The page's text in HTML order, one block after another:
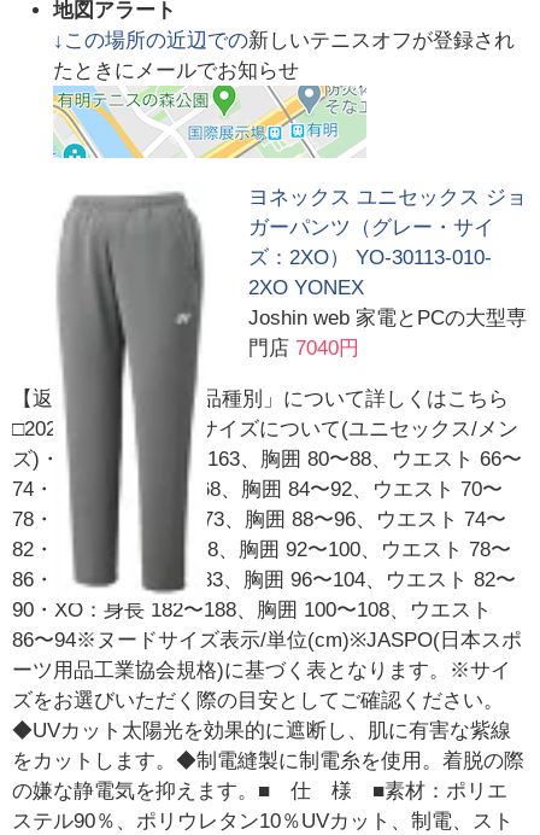
地図アラート
↓この場所の近辺での新しいテニスオフが登録され
たときにメールでお知らせ
ヨネックス ユニセックス ジョ
ガーパンツ（グレー・サイ
ズ：2XO） YO-30113-010-
2XO YONEX
Joshin web 家電とPCの大型専
門店 7040円
【返品種別A】□「返品種別」について詳しくはこちら
□2025年01月 発売※サイズについて(ユニセックス/メン
ズ)・SS：身長 157〜163、胸囲 80〜88、ウエスト 66〜
74・S：身長 162〜168、胸囲 84〜92、ウエスト 70〜
78・M：身長 167〜173、胸囲 88〜96、ウエスト 74〜
82・L：身長 172〜178、胸囲 92〜100、ウエスト 78〜
86・O：身長 177〜183、胸囲 96〜104、ウエスト 82〜
90・XO：身長 182〜188、胸囲 100〜108、ウエスト
86〜94※ヌードサイズ表示/単位(cm)※JASPO(日本スポ
ーツ用品工業協会規格)に基づく表となります。※サイ
ズをお選びいただく際の目安としてご確認ください。
◆UVカット太陽光を効果的に遮断し、肌に有害な紫線
をカットします。◆制電縫製に制電糸を使用。着脱の際
の嫌な静電気を抑えます。■ 仕 様 ■素材：ポリエ
ステル90％、ポリウレタン10％UVカット、制電、スト